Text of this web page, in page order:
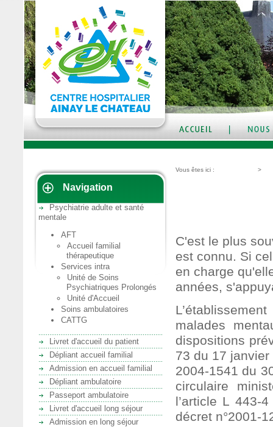
Navigation
Psychiatrie adulte et santé
mentale
AFT
Accueil familial
thérapeutique
Services intra
Unité de Soins
Psychiatriques Prolongés
Unité d'Accueil
Soins ambulatoires
CATTG
Livret d'accueil du patient
Dépliant accueil familial
Admission en accueil familial
Dépliant ambulatoire
Passeport ambulatoire
Livret d'accueil long séjour
Admission en long séjour
Vous êtes ici : >
C'est le plus
est connu. Si
en charge
années,
malades
dispositions
73 du 17
2004-1541 du
circulaire
l’article L 443-
décret n°2001-